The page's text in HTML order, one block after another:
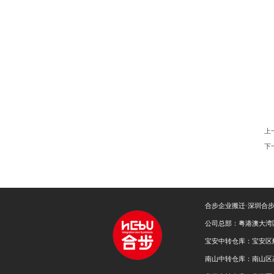
下
合步企业搬迁·深圳合
公司总部：粤港澳大
宝安中转仓库：宝安区
南山中转仓库：南山